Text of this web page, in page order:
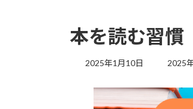
本を読む習慣
2025年1月10日
最
新
2025